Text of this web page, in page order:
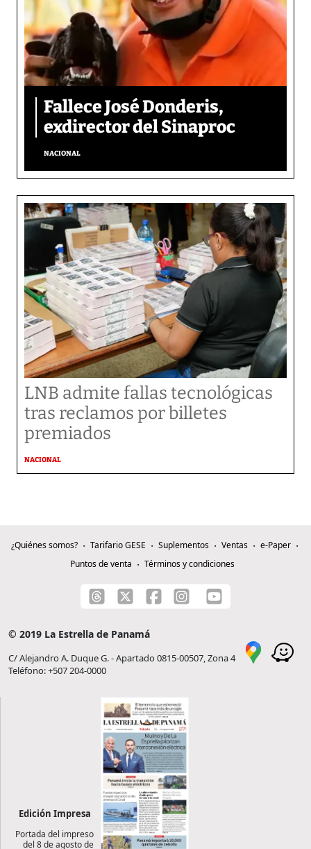
Fallece José Donderis,
exdirector del Sinaproc
NACIONAL
LNB admite fallas tecnológicas
tras reclamos por billetes
premiados
NACIONAL
¿Quiénes somos? Tarifario GESE Suplementos Ventas
e-Paper
Puntos de venta
Términos y condiciones
© 2019 La Estrella de Panamá
C/ Alejandro A. Duque G. - Apartado 0815-00507, Zona 4
Teléfono: +507 204-0000
Edición Impresa
Portada del impreso
del 8 de agosto de